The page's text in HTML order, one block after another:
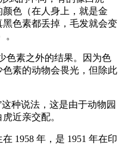
色（在人身上，就是金
色素都丢掉，毛发就会变
色素之外的结果。因为色
素的动物会畏光，但除此
种说法，这是由于动物园
近亲交配。
1958 年，是 1951 年在印